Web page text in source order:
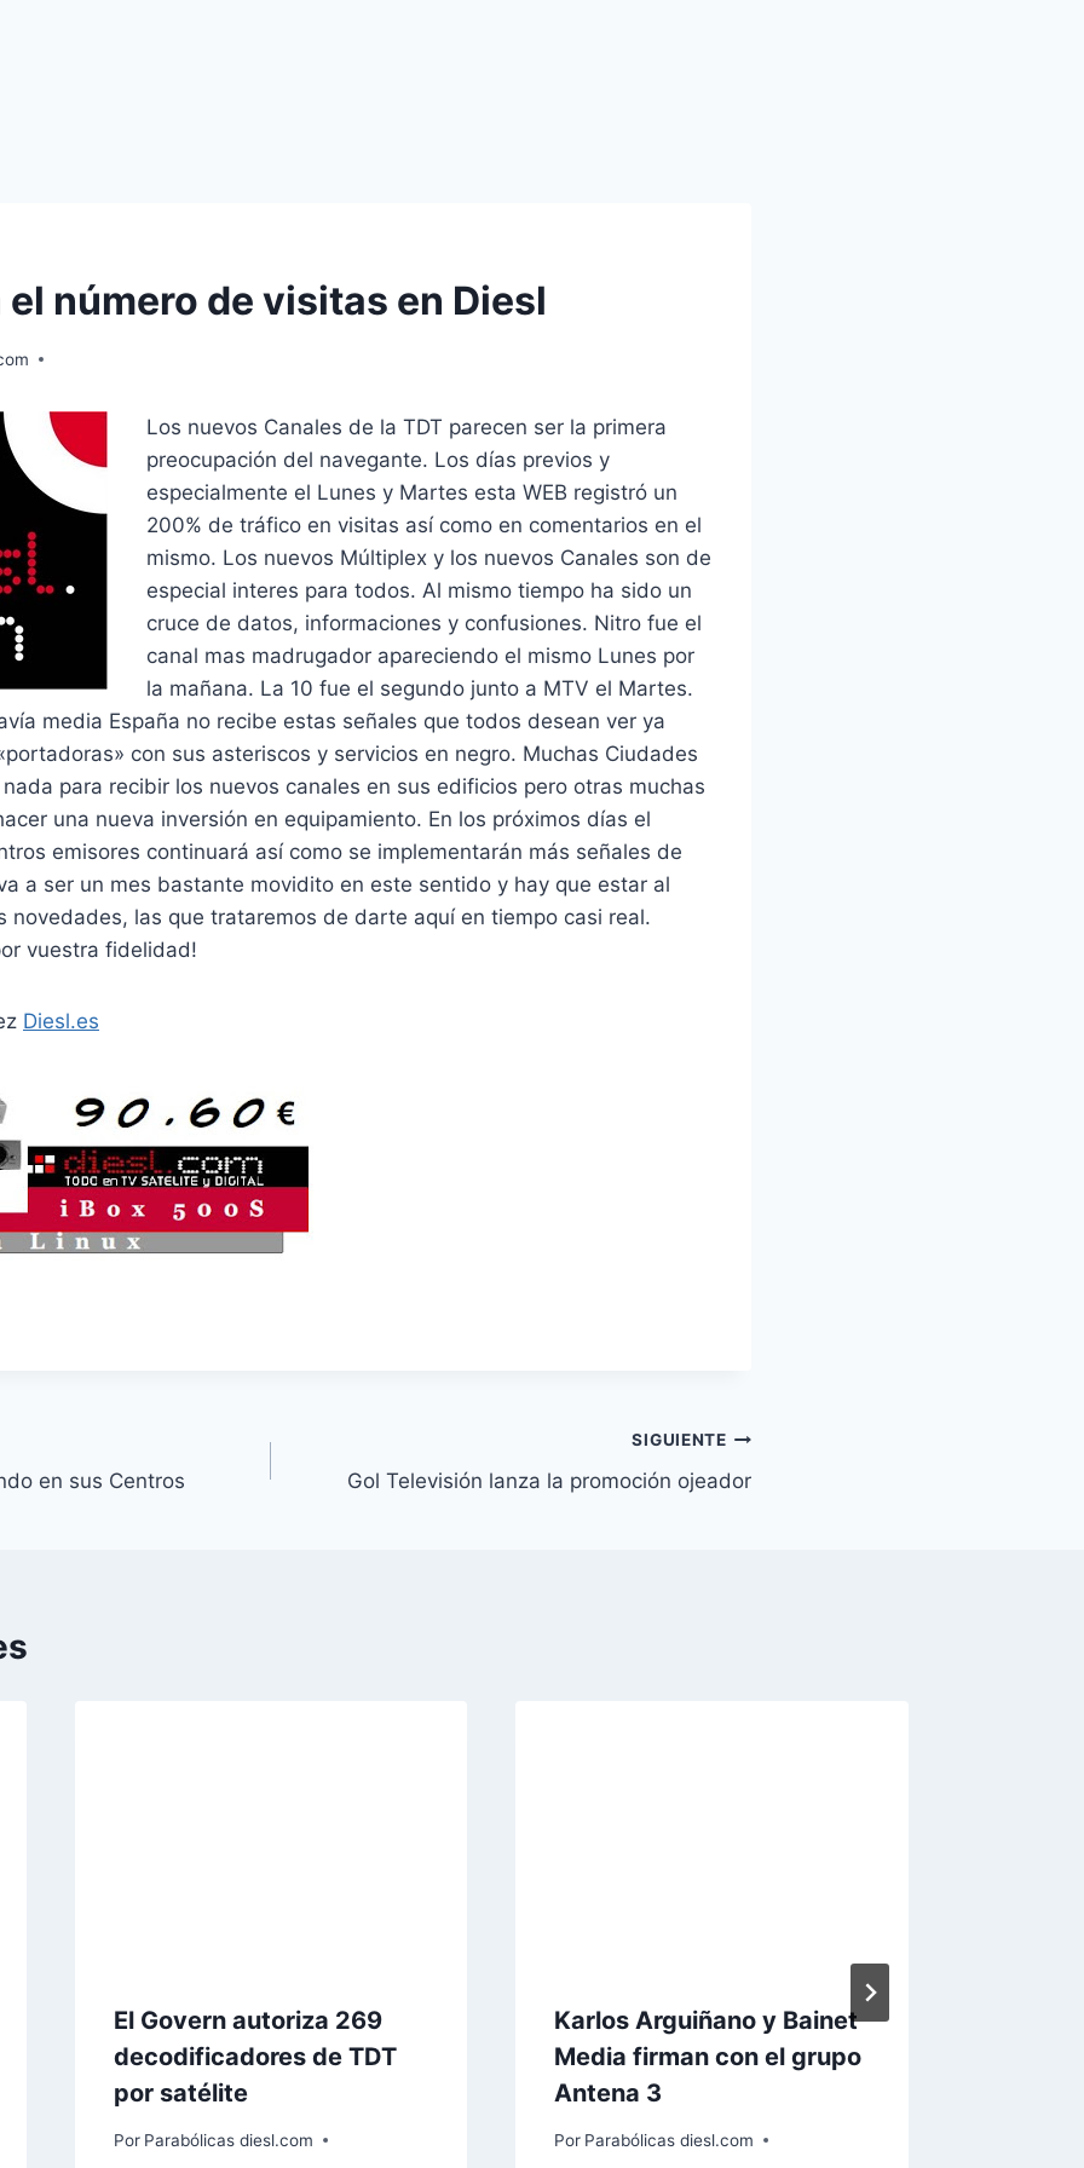
número de visitas en Diesl
Los nuevos Canales de la TDT parecen ser la primera
preocupación del navegante. Los días previos y
especialmente el Lunes y Martes esta WEB registró un
200% de tráfico en visitas así como en comentarios en el
mismo. Los nuevos Múltiplex y los nuevos Canales son de
especial interes para todos. Al mismo tiempo ha sido un
cruce de datos, informaciones y confusiones. Nitro fue el
canal mas madrugador apareciendo el mismo Lunes por
la mañana. La 10 fue el segundo junto a MTV el Martes.
media España no recibe estas señales que todos desean ver ya
con sus asteriscos y servicios en negro. Muchas Ciudades
para recibir los nuevos canales en sus edificios pero otras muchas
una nueva inversión en equipamiento. En los próximos días el
emisores continuará así como se implementarán más señales de
a ser un mes bastante movidito en este sentido y hay que estar al
novedades, las que trataremos de darte aquí en tiempo casi real.
vuestra fidelidad!
Diesl.es
en sus Centros
SIGUIENTE
Gol Televisión lanza la promoción ojeador
El Govern autoriza 269
decodificadores de TDT
por satélite
Por Parabólicas diesl.com
Karlos Arguiñano y Bainet
Media firman con el grupo
Antena 3
Por Parabólicas diesl.com